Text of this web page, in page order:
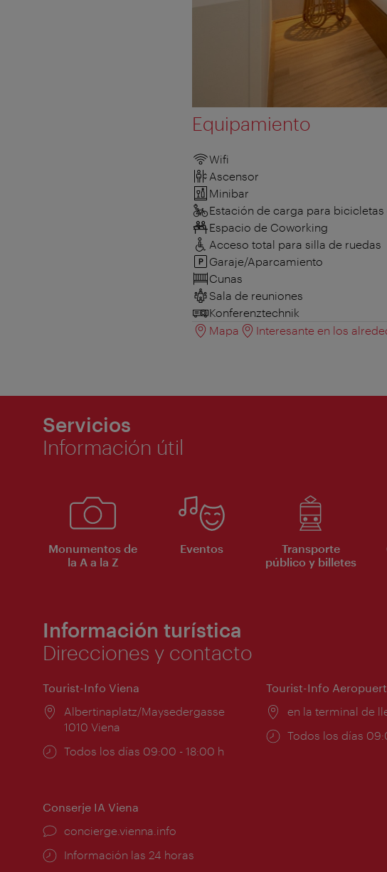
Equipamiento
Wifi
Ascensor
Minibar
Estación de carga para
Espacio de Coworking
Acceso total para silla de ruedas
Garaje/Aparcamiento
Cunas
Sala de reuniones
Konferenztechnik
Mapa
Interesante en los
Servicios
Información útil
Monumentos de
la A a la Z
Eventos
Transporte
público y billetes
Información turística
Direcciones y contacto
Tourist-Info Viena
Lugar:
Albertinaplatz/Maysedergasse
1010 Viena
Horarios
Todos los días 09:00 - 18:00 h
Tourist-Info
Lugar:
en la terminal de
Horarios
Todos los días
Conserje IA Viena
concierge.vienna.info
Información las 24 horas